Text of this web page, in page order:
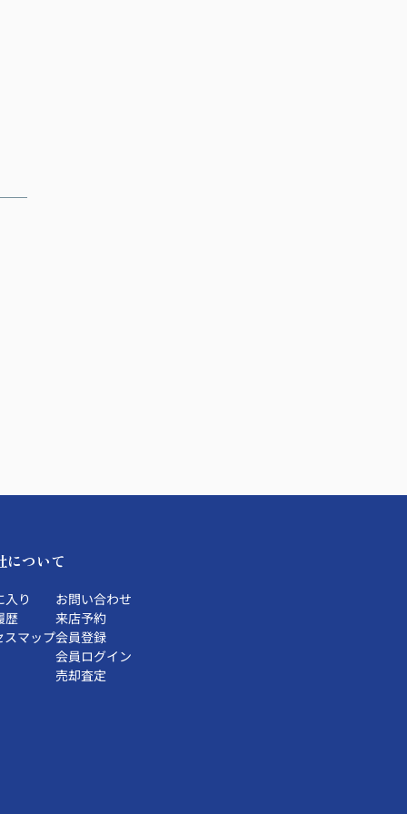
について
入り
歴
スマップ
お問い合わせ
来店予約
会員登録
会員ログイン
売却査定